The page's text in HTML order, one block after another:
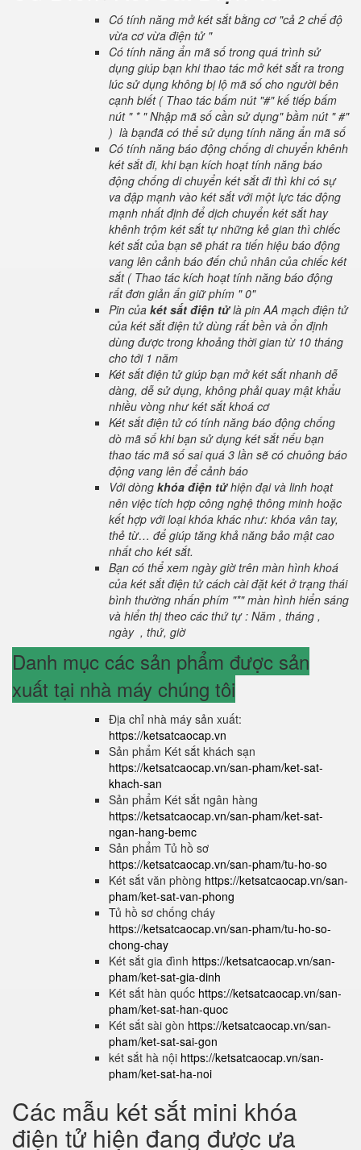
Có tính năng mở két sắt bằng cơ "cả 2 chế độ
vừa cơ vừa điện tử "
Có tính năng ẩn mã số trong quá trình sử
dụng giúp bạn khi thao tác mở két sắt ra trong
lúc sử dụng không bị lộ mã số cho người bên
cạnh biết ( Thao tác bấm nút "#" kế tiếp bấm
nút " * " Nhập mã số cần sử dụng" bầm nút " #"
) là bạnđã có thể sử dụng tính năng ẩn mã số
Có tính năng báo động chống di chuyển khênh
két sắt đi, khi bạn kích hoạt tính năng báo
động chống di chuyển két sắt đi thì khi có sự
va đập mạnh vào két sắt với một lực tác động
mạnh nhất định để dịch chuyển két sắt hay
khênh trộm két sắt tự những kẻ gian thì chiếc
két sắt của bạn sẽ phát ra tiến hiệu báo động
vang lên cảnh báo đến chủ nhân của chiếc két
sắt ( Thao tác kích hoạt tính năng báo động
rất đơn giản ấn giữ phím " 0"
Pin của két sắt điện tửlà pin AA mạch điện tử
của két sắt điện tử dùng rất bền và ổn định
dùng được trong khoảng thời gian từ 10 tháng
cho tới 1 năm
Két sắt điện tử giúp bạn mở két sắt nhanh dễ
dàng, dễ sử dụng, không phải quay mật khẩu
nhiều vòng như két sắt khoá cơ
Két sắt điện tử có tính năng báo động chống
dò mã số khi bạn sử dụng két sắt nếu bạn
thao tác mã số sai quá 3 lần sẽ có chuông báo
động vang lên để cảnh báo
Với dòng khóa điện tửhiện đại và linh hoạt
nên việc tích hợp công nghệ thông minh hoặc
kết hợp với loại khóa khác như: khóa vân tay,
thẻ từ… để giúp tăng khả năng bảo mật cao
nhất cho két sắt.
Bạn có thể xem ngày giờ trên màn hình khoá
của két sắt điện tử cách cài đặt két ở trạng thái
bình thường nhấn phím "*" màn hình hiển sáng
và hiển thị theo các thứ tự : Năm , tháng ,
ngày , thứ, giờ
Danh mục các sản phẩm được sản
xuất tại nhà máy chúng tôi
Địa chỉ nhà máy sản xuất:
https://ketsatcaocap.vn
Sản phẩm Két sắt khách sạn
https://ketsatcaocap.vn/san-pham/ket-sat-
khach-san
Sản phẩm Két sắt ngân hàng
https://ketsatcaocap.vn/san-pham/ket-sat-
ngan-hang-bemc
Sản phẩm Tủ hồ sơ
https://ketsatcaocap.vn/san-pham/tu-ho-so
Két sắt văn phòng https://ketsatcaocap.vn/san-
pham/ket-sat-van-phong
Tủ hồ sơ chống cháy
https://ketsatcaocap.vn/san-pham/tu-ho-so-
chong-chay
Két sắt gia đình https://ketsatcaocap.vn/san-
pham/ket-sat-gia-dinh
Két sắt hàn quốc https://ketsatcaocap.vn/san-
pham/ket-sat-han-quoc
Két sắt sài gòn https://ketsatcaocap.vn/san-
pham/ket-sat-sai-gon
két sắt hà nội https://ketsatcaocap.vn/san-
pham/ket-sat-ha-noi
Các mẫu két sắt mini khóa
điện tử hiện đang được ưa